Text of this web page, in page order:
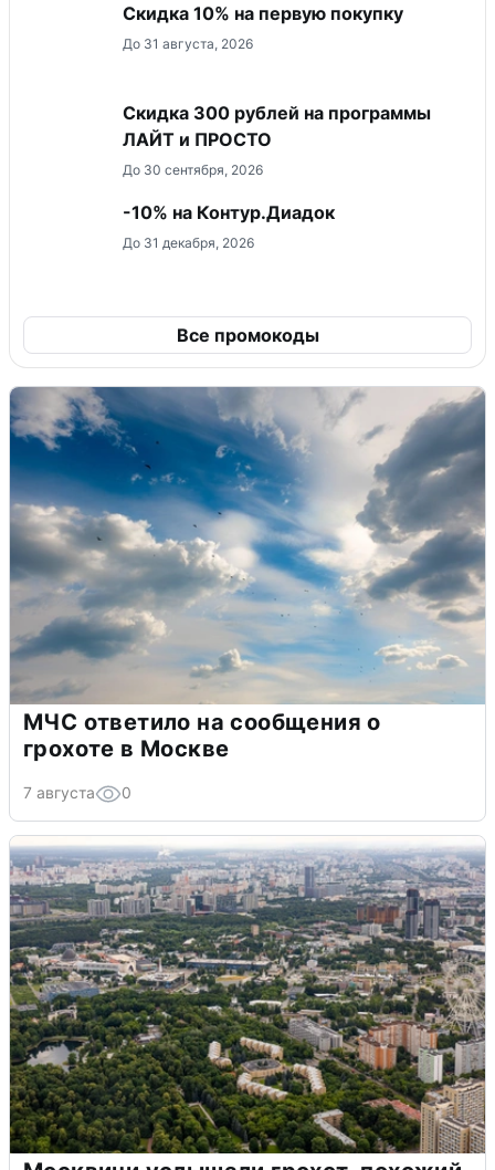
Скидка​ 10% на первую покупку
До 31 августа, 2026
​Скидка 300 рублей на программы
ЛАЙТ и ПРОСТО
До 30 сентября, 2026
-10% на Контур.Диадок
До 31 декабря, 2026
Все промокоды
МЧС ответило на сообщения о
грохоте в Москве
7 августа 0